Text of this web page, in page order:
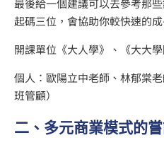
最後給一個建議可以去參考那
起碼三位，會協助你較快速的成
開課單位《大人學》、《大大學
個人：歐陽立中老師、林郁棠
班管顧）
二、多元商業模式的